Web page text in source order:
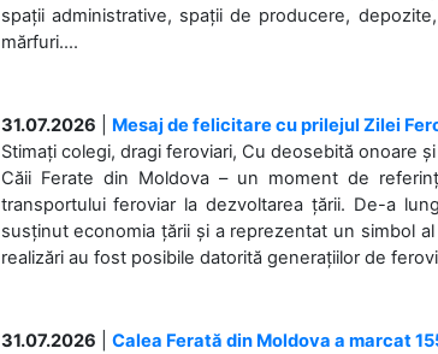
spații administrative, spații de producere,
mărfuri....
31.07.2026
Mesaj de felicitare cu prilejul Zilei
Stimați colegi, dragi feroviari, Cu deosebită onoare
Căii Ferate din Moldova – un moment de
transportului feroviar la dezvoltarea țării. De-a
susținut economia țării și a reprezentat un simbol
realizări au fost posibile datorită generațiilor de
31.07.2026
Calea Ferată din Moldova a marcat